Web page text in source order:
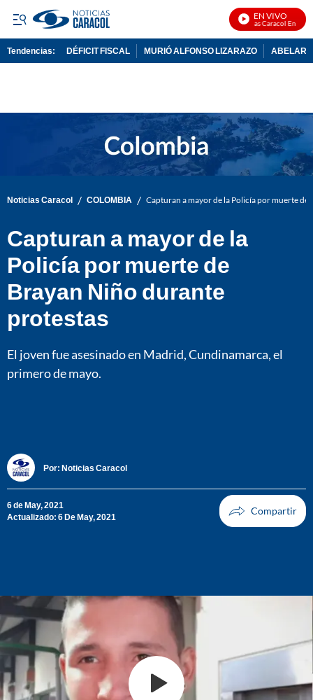
EN VIVO
Noticias Caracol En Vivo
Tendencias: DÉFICIT FISCAL MURIÓ ALFONSO LIZARAZO
Noticias Caracol / COLOMBIA / Capturan a mayor de la Policía por muerte
Capturan a mayor de la
Policía por muerte de
Brayan Niño durante
protestas
El joven fue asesinado en Madrid, Cundinamarca, el
primero de mayo.
Por: Noticias Caracol
6 de May, 2021
Actualizado: 6 De May, 2021